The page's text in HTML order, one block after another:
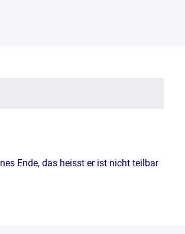
Ende, das heisst er ist nicht teilbar